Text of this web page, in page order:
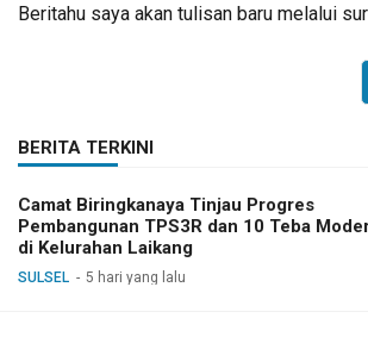
Beritahu saya akan tulisan baru melalui
BERITA TERKINI
Camat Biringkanaya Tinjau Progres
Pembangunan TPS3R dan 10 Teba
di Kelurahan Laikang
SULSEL 5 hari yang lalu